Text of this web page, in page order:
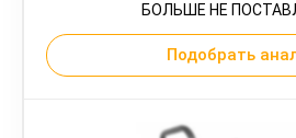
БОЛЬШЕ НЕ
Подобрать